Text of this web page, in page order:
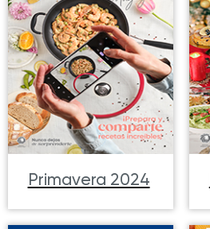
Primavera 2024